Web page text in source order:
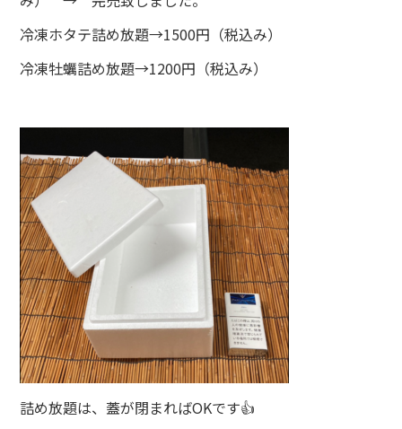
冷凍ホタテ詰め放題→1500円（税込み）
冷凍牡蠣詰め放題→1200円（税込み）
詰め放題は、蓋が閉まればOKです👍